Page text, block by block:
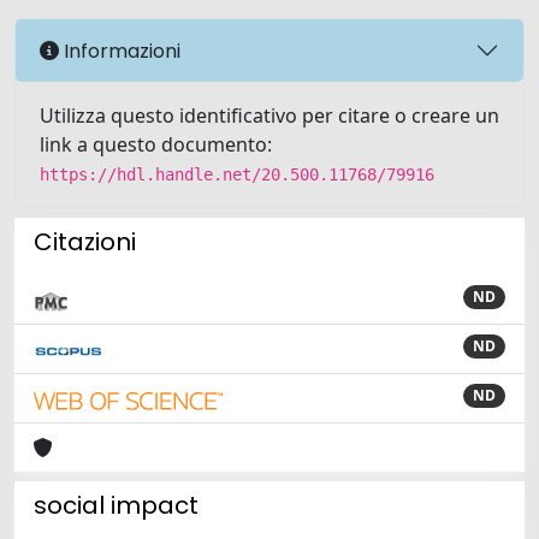
Informazioni
Utilizza questo identificativo per citare o creare un
link a questo documento:
https://hdl.handle.net/20.500.11768/79916
Citazioni
ND
ND
ND
social impact